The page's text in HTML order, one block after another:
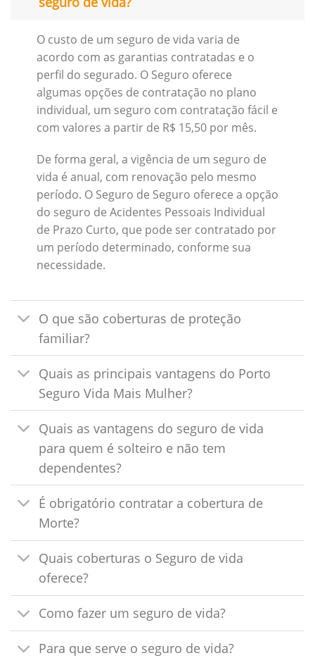
O custo de um seguro de vida varia de
acordo com as garantias contratadas e o
perfil do segurado. O Seguro oferece
algumas opções de contratação no plano
individual, um seguro com contratação fácil e
com valores a partir de R$ 15,50 por mês.
De forma geral, a vigência de um seguro de
vida é anual, com renovação pelo mesmo
período. O Seguro de Seguro oferece a opção
do seguro de Acidentes Pessoais Individual
de Prazo Curto, que pode ser contratado por
um período determinado, conforme sua
necessidade.
O que são coberturas de proteção
familiar?
Quais as principais vantagens do Porto
Seguro Vida Mais Mulher?
Quais as vantagens do seguro de vida
para quem é solteiro e não tem
dependentes?
É obrigatório contratar a cobertura de
Morte?
Quais coberturas o Seguro de vida
oferece?
Como fazer um seguro de vida?
Para que serve o seguro de vida?